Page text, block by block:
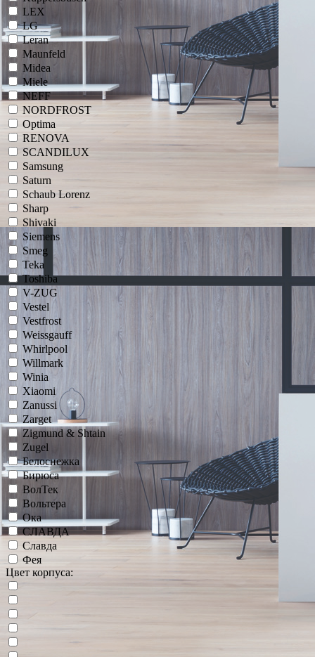
LEX
LG
Leran
Maunfeld
Midea
Miele
NEFF
NORDFROST
Optima
RENOVA
SCANDILUX
Samsung
Saturn
Schaub Lorenz
Sharp
Shivaki
Siemens
Smeg
Teka
Toshiba
V-ZUG
Vestel
Vestfrost
Weissgauff
Whirlpool
Willmark
Winia
Xiaomi
Zanussi
Zarget
Zigmund & Shtain
Zugel
Белоснежка
Бирюса
ВолТек
Вольтера
Ока
СЛАВДА
Славда
Фея
Цвет корпуса: